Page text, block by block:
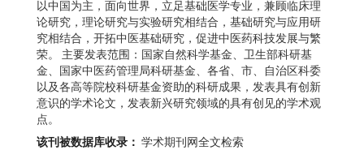
以中国为主，面向世界，立足基础医学专业，兼顾临床理
论研究，理论研究与实验研究相结合，基础研究与应用研
究相结合，开拓中医基础研究，促进中医药科技发展与繁
荣。 主要发表范围：国家自然科学基金、卫生部科研基
金、国家中医药管理局科研基金、各省、市、自治区科委
以及各高等院校科研基金资助的科研成果，发表具有创新
意识的学术论文，发表新兴研究领域的具有创见的学术观
点。
该刊被数据库收录： 学术期刊网全文检索